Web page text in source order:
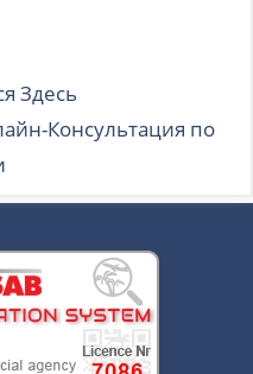
Здесь
Консультация по